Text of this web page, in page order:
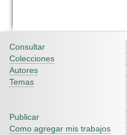
Consultar
Colecciones
Autores
Temas
Publicar
Como agregar mis trabajos